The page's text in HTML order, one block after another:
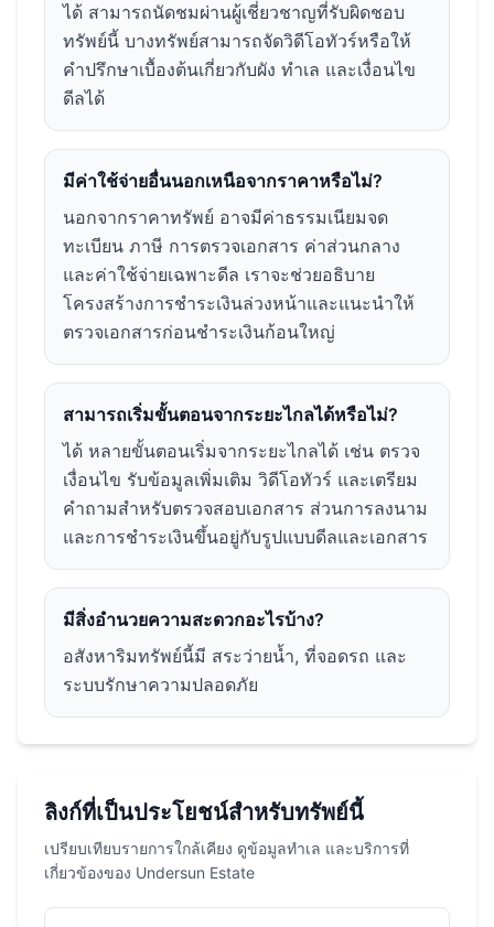
ได้ สามารถนัดชมผ่านผู้เชี่ยวชาญที่รับผิดชอบ
ทรัพย์นี้ บางทรัพย์สามารถจัดวิดีโอทัวร์หรือให้
คำปรึกษาเบื้องต้นเกี่ยวกับผัง ทำเล และเงื่อนไข
ดีลได้
มีค่าใช้จ่ายอื่นนอกเหนือจากราคาหรือไม่?
นอกจากราคาทรัพย์ อาจมีค่าธรรมเนียมจด
ทะเบียน ภาษี การตรวจเอกสาร ค่าส่วนกลาง
และค่าใช้จ่ายเฉพาะดีล เราจะช่วยอธิบาย
โครงสร้างการชำระเงินล่วงหน้าและแนะนำให้
ตรวจเอกสารก่อนชำระเงินก้อนใหญ่
สามารถเริ่มขั้นตอนจากระยะไกลได้หรือไม่?
ได้ หลายขั้นตอนเริ่มจากระยะไกลได้ เช่น ตรวจ
เงื่อนไข รับข้อมูลเพิ่มเติม วิดีโอทัวร์ และเตรียม
คำถามสำหรับตรวจสอบเอกสาร ส่วนการลงนาม
และการชำระเงินขึ้นอยู่กับรูปแบบดีลและเอกสาร
มีสิ่งอำนวยความสะดวกอะไรบ้าง?
อสังหาริมทรัพย์นี้มี สระว่ายน้ำ, ที่จอดรถ และ
ระบบรักษาความปลอดภัย
ลิงก์ที่เป็นประโยชน์สำหรับทรัพย์นี้
เปรียบเทียบรายการใกล้เคียง ดูข้อมูลทำเล และบริการที่
เกี่ยวข้องของ Undersun Estate